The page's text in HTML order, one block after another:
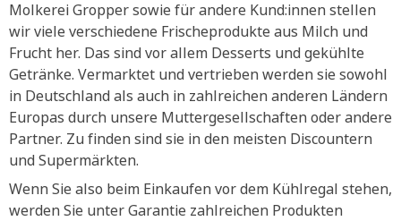
Molkerei Gropper sowie für andere Kund:innen stellen
wir viele verschiedene Frischeprodukte aus Milch und
Frucht her. Das sind vor allem Desserts und gekühlte
Getränke. Vermarktet und vertrieben werden sie sowohl
in Deutschland als auch in zahlreichen anderen Ländern
Europas durch unsere Muttergesellschaften oder andere
Partner. Zu finden sind sie in den meisten Discountern
und Supermärkten.
Wenn Sie also beim Einkaufen vor dem Kühlregal stehen,
werden Sie unter Garantie zahlreichen Produkten